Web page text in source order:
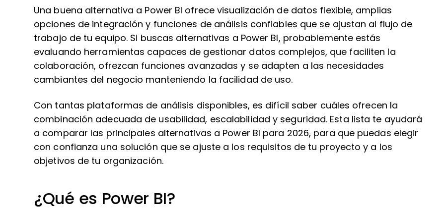
Una buena alternativa a Power BI ofrece visualización de datos flexible, amplias
opciones de integración y funciones de análisis confiables que se ajustan al flujo de
trabajo de tu equipo. Si buscas alternativas a Power BI, probablemente estás
evaluando herramientas capaces de gestionar datos complejos, que faciliten la
colaboración, ofrezcan funciones avanzadas y se adapten a las necesidades
cambiantes del negocio manteniendo la facilidad de uso.
Con tantas plataformas de análisis disponibles, es difícil saber cuáles ofrecen la
combinación adecuada de usabilidad, escalabilidad y seguridad. Esta lista te ayudará
a comparar las principales alternativas a Power BI para 2026, para que puedas elegir
con confianza una solución que se ajuste a los requisitos de tu proyecto y a los
objetivos de tu organización.
¿Qué es Power BI?